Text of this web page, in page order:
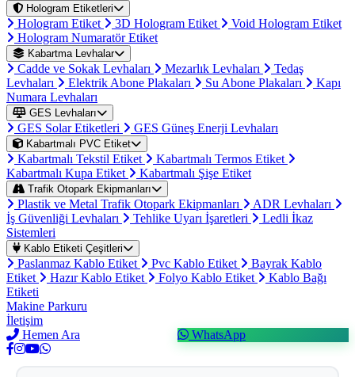
Hologram Etiketleri
Hologram Etiket 3D Hologram Etiket
Void Hologram Etiket
Hologram Numaratör Etiket
Kabartma Levhalar
Cadde ve Sokak Levhaları Mezarlık Levhaları
Tedaş
Levhaları
Elektrik Abone Plakaları Su Abone Plakaları
Kapı
Numara Levhaları
GES Levhaları
GES Solar Etiketleri GES Güneş Enerji Levhaları
Kabartmalı PVC Etiket
Kabartmalı Tekstil Etiket
Kabartmalı Termos Etiket
Kabartmalı Kupa Etiket
Kabartmalı Şişe Etiket
Trafik Otopark Ekipmanları
Plastik ve Metal Trafik Otopark Ekipmanları
ADR Levhaları
İş Güvenliği Levhaları
Tehlike Uyarı İşaretleri
Ledli İkaz
Sistemleri
Kablo Etiketi Çeşitleri
Paslanmaz Kablo Etiket Pvc Kablo Etiket
Bayrak Kablo
Etiket
Hazır Kablo Etiket Folyo Kablo Etiket
Kablo Bağı
Etiketi
Makine Parkuru
İletişim
Hemen Ara
WhatsApp